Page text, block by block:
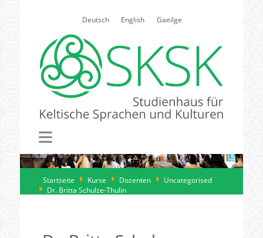
Select your language
Deutsch English Gaeilge
Startseite Kurse Dozenten
Uncategorised
Dr. Britta Schulze-Thulin